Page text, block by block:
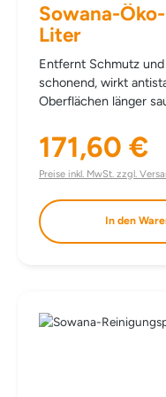
Sowana-
Liter
Entfernt Schmutz
schonend, wirkt
Oberflächen länger sauber
Fensterrahmen,
Geräte… Auch für Edelstahl,
bestens geeignet. DOSIERUNG Je nach
bei eingefärbten Kunststoffen.
BUTOXYPROPANOL
€ 190,70
Regulärer Preis:
171,60 €
Preise inkl. MwSt. zzgl.
In den